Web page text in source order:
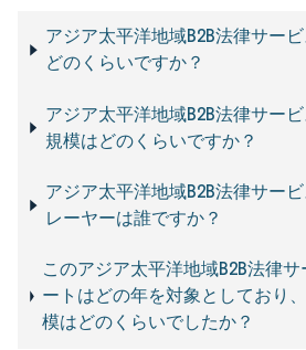
アジア太平洋地域B2B法律サー
どのくらいですか？
アジア太平洋地域B2B法律サー
規模はどのくらいですか？
アジア太平洋地域B2B法律サー
レーヤーは誰ですか？
このアジア太平洋地域B2B法律
ートはどの年を対象としており
模はどのくらいでしたか？